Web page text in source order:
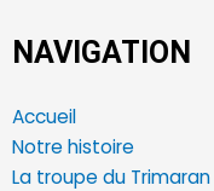
NAVIGATION
Accueil
Notre histoire
La troupe du Trimaran